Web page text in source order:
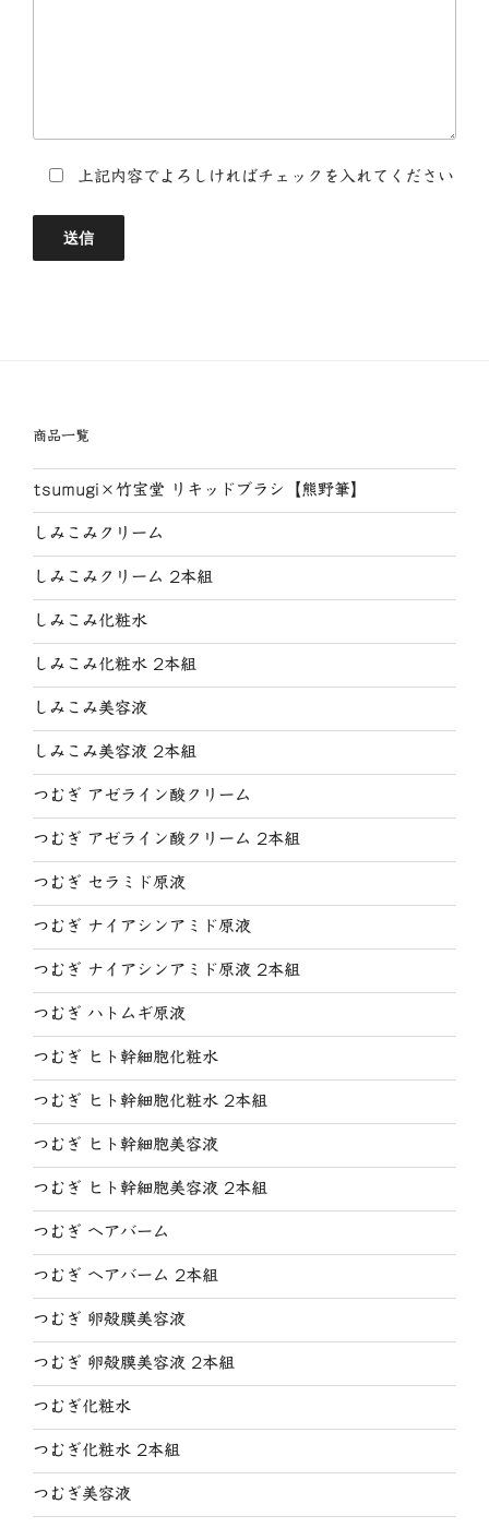
上記内容でよろしければチェックを入れてください
商品一覧
tsumugi×竹宝堂 リキッドブラシ【熊野筆】
しみこみクリーム
しみこみクリーム 2本組
しみこみ化粧水
しみこみ化粧水 2本組
しみこみ美容液
しみこみ美容液 2本組
つむぎ アゼライン酸クリーム
つむぎ アゼライン酸クリーム 2本組
つむぎ セラミド原液
つむぎ ナイアシンアミド原液
つむぎ ナイアシンアミド原液 2本組
つむぎ ハトムギ原液
つむぎ ヒト幹細胞化粧水
つむぎ ヒト幹細胞化粧水 2本組
つむぎ ヒト幹細胞美容液
つむぎ ヒト幹細胞美容液 2本組
つむぎ ヘアバーム
つむぎ ヘアバーム 2本組
つむぎ 卵殻膜美容液
つむぎ 卵殻膜美容液 2本組
つむぎ化粧水
つむぎ化粧水 2本組
つむぎ美容液